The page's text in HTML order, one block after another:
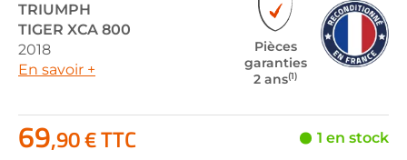
TRIUMPH
TIGER XCA 800
2018
En savoir +
Pièces
garanties
2 ans(1)
69,90 € TTC 1 en stock